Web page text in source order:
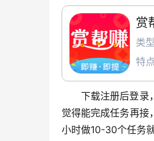
赏
类
特
下载注册后登录
觉得能完成任务再接
小时做10-30个任务